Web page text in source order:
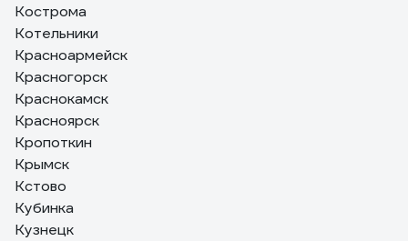
Кострома
Котельники
Красноармейск
Красногорск
Краснокамск
Красноярск
Кропоткин
Крымск
Кстово
Кубинка
Кузнецк